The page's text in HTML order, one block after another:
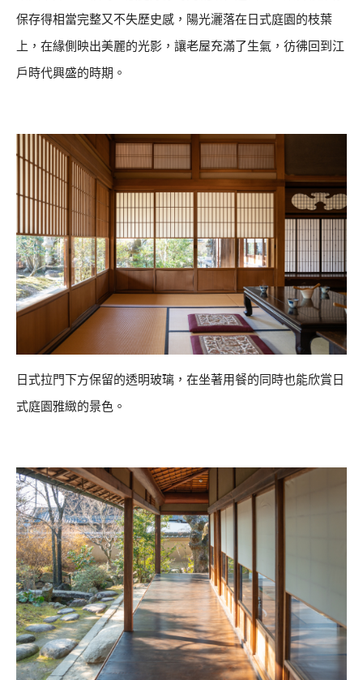
保存得相當完整又不失歷史感，陽光灑落在日式庭園的枝葉
上，在緣側映出美麗的光影，讓老屋充滿了生氣，彷彿回到江
戶時代興盛的時期。
日式拉門下方保留的透明玻璃，在坐著用餐的同時也能欣賞日
式庭園雅緻的景色。